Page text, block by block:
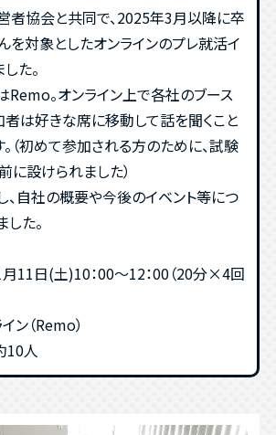
者協会と共同で、2025年3月以降に卒
を対象としたオンラインのプレ就活イ
た。
。オンライン上で各社のブース
者は好きな席に移動して話を聞くこと
（初めて参加される方のために、試験
設けられました）
、自社の概要や今後のイベント等につ
た。
11日(土)10：00～12：00（20分×4回
ン（Remo）
10人